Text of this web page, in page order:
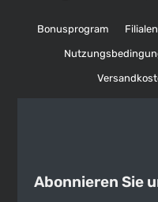
Bonusprogram Filialen
Abonnieren Sie